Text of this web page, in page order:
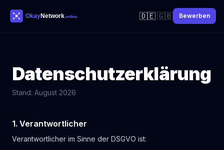
🇩🇪·🇬🇧 Bewerben
Datenschutzerklärung
Stand: August 2026
1. Verantwortlicher
Verantwortlicher im Sinne der DSGVO ist: